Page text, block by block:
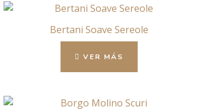
Bertani Soave Sereole
VER MÁS